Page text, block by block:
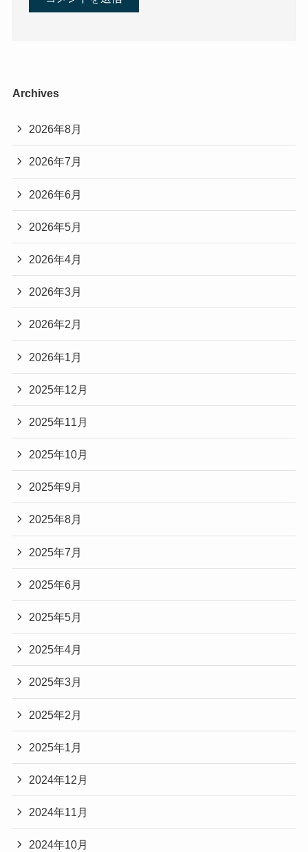
Archives
2026年8月
2026年7月
2026年6月
2026年5月
2026年4月
2026年3月
2026年2月
2026年1月
2025年12月
2025年11月
2025年10月
2025年9月
2025年8月
2025年7月
2025年6月
2025年5月
2025年4月
2025年3月
2025年2月
2025年1月
2024年12月
2024年11月
2024年10月